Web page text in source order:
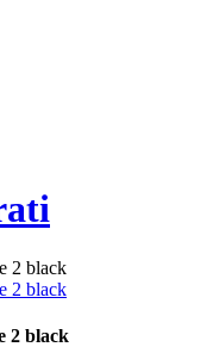
2 black